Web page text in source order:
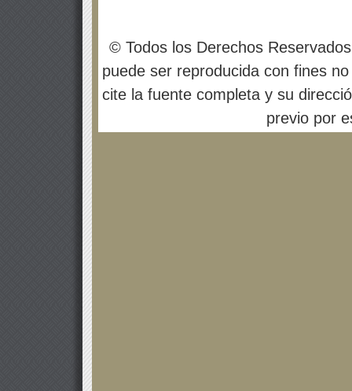
© Todos los Derechos
puede ser reproducida con fines
cite la fuente completa y su
previo por